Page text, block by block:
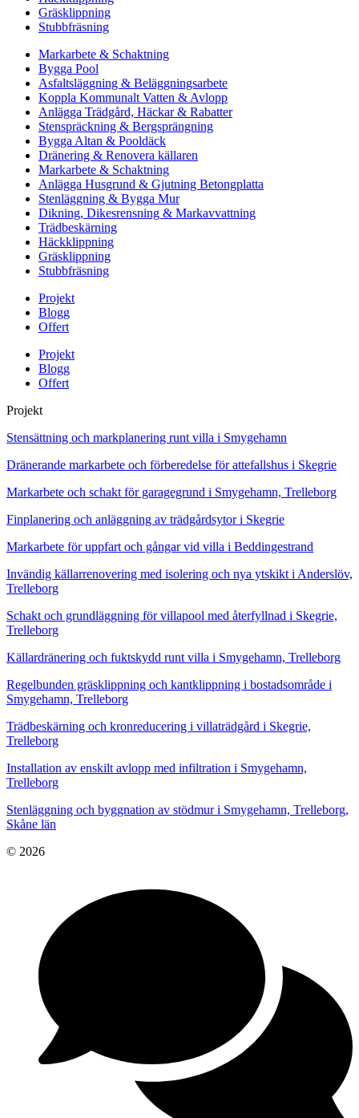
Gräsklippning
Stubbfräsning
Markarbete & Schaktning
Bygga Pool
Asfaltsläggning & Beläggningsarbete
Koppla Kommunalt Vatten & Avlopp
Anlägga Trädgård, Häckar & Rabatter
Stenspräckning & Bergsprängning
Bygga Altan & Pooldäck
Dränering & Renovera källaren
Markarbete & Schaktning
Anlägga Husgrund & Gjutning Betongplatta
Stenläggning & Bygga Mur
Dikning, Dikesrensning & Markavvattning
Trädbeskärning
Häckklippning
Gräsklippning
Stubbfräsning
Projekt
Blogg
Offert
Projekt
Blogg
Offert
Projekt
Stensättning och markplanering runt villa i Smygehamn
Dränerande markarbete och förberedelse för attefallshus i Skegrie
Markarbete och schakt för garagegrund i Smygehamn, Trelleborg
Finplanering och anläggning av trädgårdsytor i Skegrie
Markarbete för uppfart och gångar vid villa i Beddingestrand
Invändig källarrenovering med isolering och nya ytskikt i Anderslöv,
Trelleborg
Schakt och grundläggning för villapool med återfyllnad i Skegrie,
Trelleborg
Källardränering och fuktskydd runt villa i Smygehamn, Trelleborg
Regelbunden gräsklippning och kantklippning i bostadsområde i
Smygehamn, Trelleborg
Trädbeskärning och kronreducering i villaträdgård i Skegrie,
Trelleborg
Installation av enskilt avlopp med infiltration i Smygehamn,
Trelleborg
Stenläggning och byggnation av stödmur i Smygehamn, Trelleborg,
Skåne län
© 2026